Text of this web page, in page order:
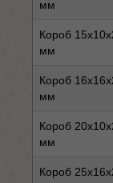
мм
Короб
мм
Короб
мм
Короб
мм
Короб